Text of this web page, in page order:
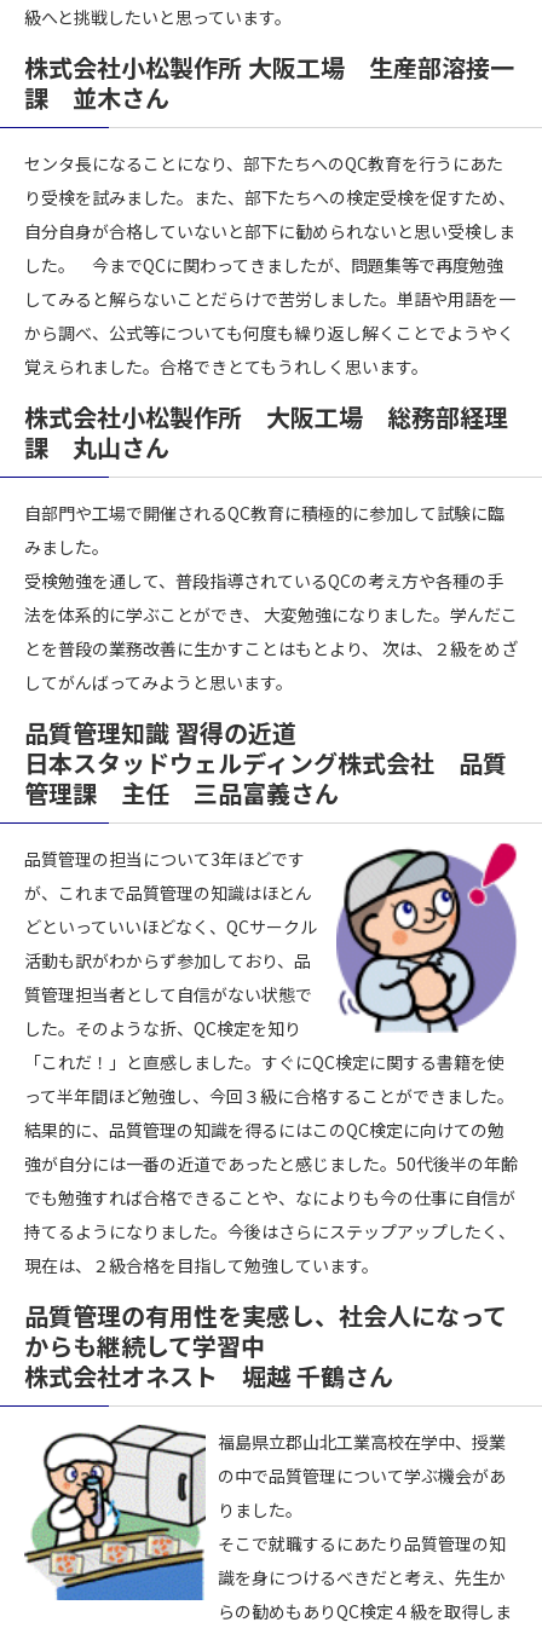
級へと挑戦したいと思っています。
株式会社小松製作所 大阪工場 生産部溶接一
課 並木さん
センタ長になることになり、部下たちへのQC教育を行うにあた
り受検を試みました。また、部下たちへの検定受検を促すため、
自分自身が合格していないと部下に勧められないと思い受検しま
した。 今までQCに関わってきましたが、問題集等で再度勉強
してみると解らないことだらけで苦労しました。単語や用語を一
から調べ、公式等についても何度も繰り返し解くことでようやく
覚えられました。合格できとてもうれしく思います。
株式会社小松製作所 大阪工場 総務部経理
課 丸山さん
自部門や工場で開催されるQC教育に積極的に参加して試験に臨
みました。
受検勉強を通して、普段指導されているQCの考え方や各種の手
法を体系的に学ぶことができ、 大変勉強になりました。学んだこ
とを普段の業務改善に生かすことはもとより、 次は、２級をめざ
してがんばってみようと思います。
品質管理知識 習得の近道
日本スタッドウェルディング株式会社 品質
管理課 主任 三品富義さん
品質管理の担当について3年ほどです
が、これまで品質管理の知識はほとん
どといっていいほどなく、QCサークル
活動も訳がわからず参加しており、品
質管理担当者として自信がない状態で
した。そのような折、QC検定を知り
「これだ！」と直感しました。すぐにQC検定に関する書籍を使
って半年間ほど勉強し、今回３級に合格することができました。
結果的に、品質管理の知識を得るにはこのQC検定に向けての勉
強が自分には一番の近道であったと感じました。50代後半の年齢
でも勉強すれば合格できることや、なによりも今の仕事に自信が
持てるようになりました。今後はさらにステップアップしたく、
現在は、２級合格を目指して勉強しています。
品質管理の有用性を実感し、社会人になって
からも継続して学習中
株式会社オネスト 堀越 千鶴さん
福島県立郡山北工業高校在学中、授業
の中で品質管理について学ぶ機会があ
りました。
そこで就職するにあたり品質管理の知
識を身につけるべきだと考え、先生か
らの勧めもありQC検定４級を取得しま